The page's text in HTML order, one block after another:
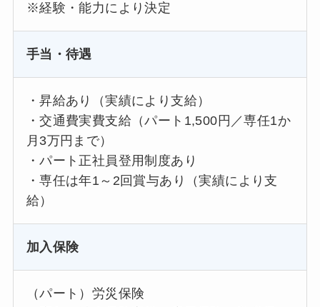
※経験・能力により決定
手当・待遇
・昇給あり（実績により支給）
・交通費実費支給（パート1,500円／専任1か
月3万円まで）
・パート正社員登用制度あり
・専任は年1～2回賞与あり（実績により支
給）
加入保険
（パート）労災保険